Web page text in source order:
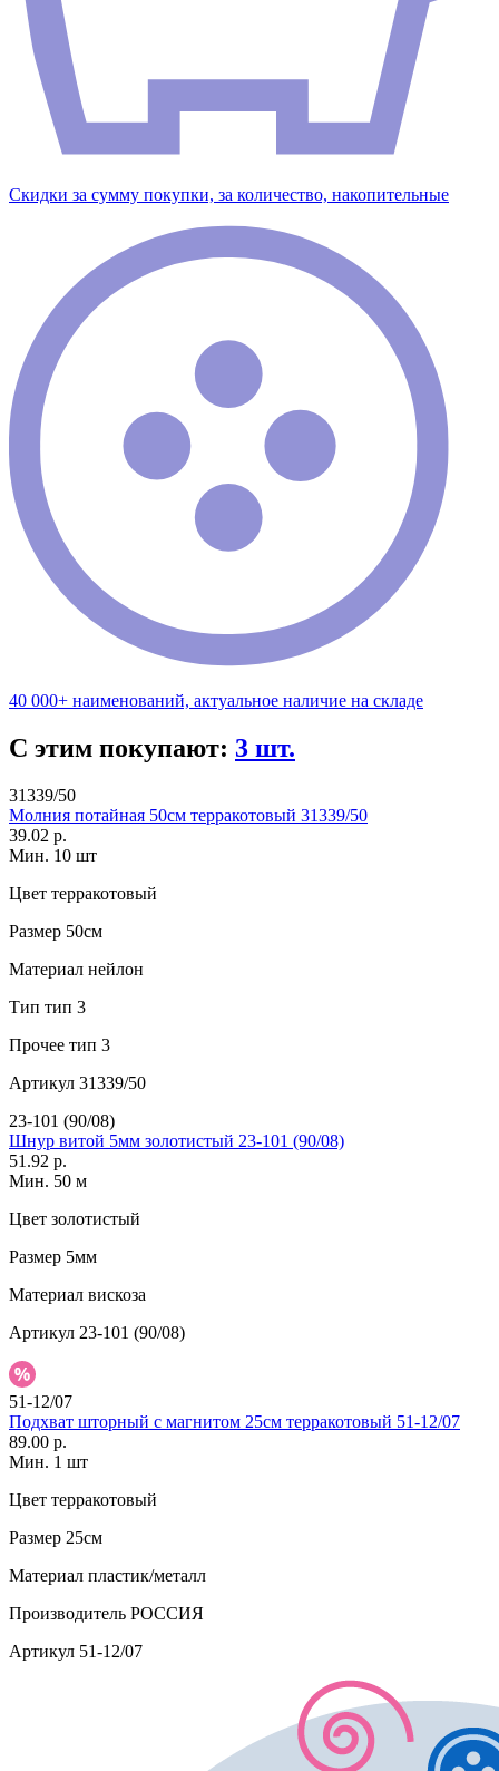
Скидки за сумму покупки, за количество, накопительные
40 000+ наименований, актуальное наличие на складе
С этим покупают: 3 шт.
31339/50
Молния потайная 50см терракотовый 31339/50
39.02 р.
Мин. 10 шт
Цвет терракотовый
Размер 50см
Материал нейлон
Тип тип 3
Прочее тип 3
Артикул 31339/50
23-101 (90/08)
Шнур витой 5мм золотистый 23-101 (90/08)
51.92 р.
Мин. 50 м
Цвет золотистый
Размер 5мм
Материал вискоза
Артикул 23-101 (90/08)
51-12/07
Подхват шторный с магнитом 25см терракотовый 51-12/07
89.00 р.
Мин. 1 шт
Цвет терракотовый
Размер 25см
Материал пластик/металл
Производитель РОССИЯ
Артикул 51-12/07